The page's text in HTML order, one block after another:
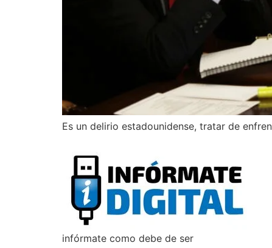
Es un delirio estadounidense, tratar de
infórmate como debe de ser